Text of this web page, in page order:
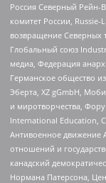
Россия Северный
комитет России, Russie-
возвращение Северных
Глобальный союз
медиа, Федерация
Германское общество
Эберта, XZ gGmbH,
и миротворчества,
International Education,
Антивоенное движение
отношений и
канадский
Нормана Патерсона,